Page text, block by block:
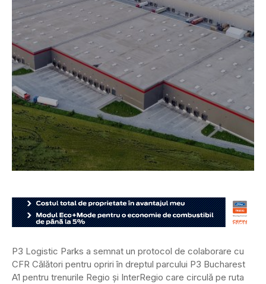
P3 Logistic Parks a semnat un protocol de colaborare cu
CFR Călători pentru opriri în dreptul parcului P3 Bucharest
A1 pentru trenurile Regio și InterRegio care circulă pe ruta